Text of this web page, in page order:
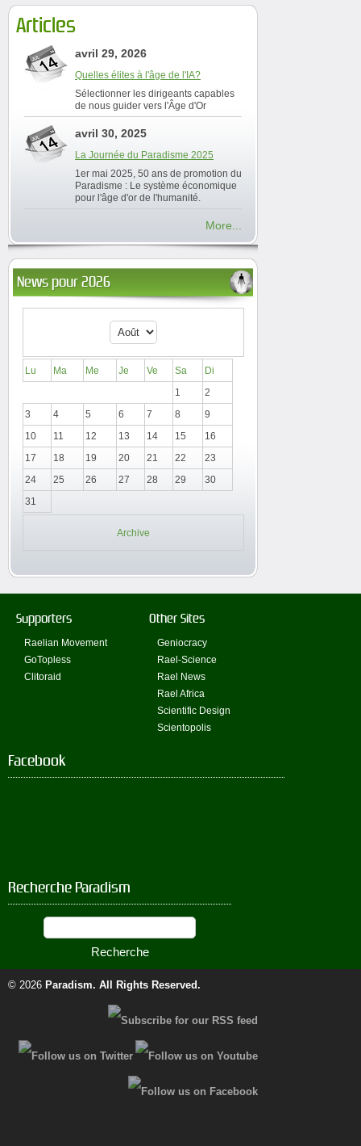
Articles
avril 29, 2026
Quelles élites à l'âge de l'IA?
Sélectionner les dirigeants capables
de nous guider vers l'Âge d'Or
avril 30, 2025
La Journée du Paradisme 2025
1er mai 2025, 50 ans de promotion du
Paradisme : Le système économique
pour l'âge d'or de l'humanité.
More...
News pour 2026
Lu Ma Me Je Ve Sa
Di
1
2
3
4 5 6 7 8
9
10
11 12 13 14 15
16
17
18 19 20 21 22
23
24
25 26 27 28 29
30
31
Archive
Supporters
Raelian Movement
GoTopless
Clitoraid
Other Sites
Geniocracy
Rael-Science
Rael News
Rael Africa
Scientific Design
Scientopolis
Facebook
Recherche Paradism
© 2026 Paradism. All Rights Reserved.